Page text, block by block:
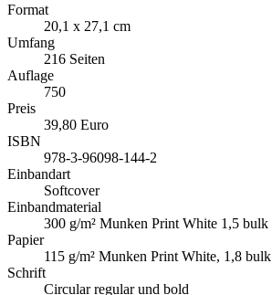
Format
20,1 x 27,1 cm
Umfang
216 Seiten
Auflage
750
Preis
39,80 Euro
ISBN
978-3-96098-144-2
Einbandart
Softcover
Einbandmaterial
300 g/m² Munken Print White 1,5 bulk
Papier
115 g/m² Munken Print White, 1,8 bulk
Schrift
Circular regular und bold